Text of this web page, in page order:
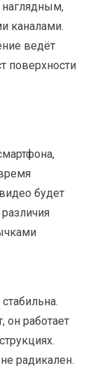
наглядным,
каналами.
ведёт
поверхности
будет
он работает
радикален.